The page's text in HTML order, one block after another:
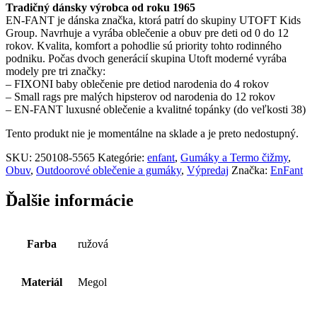
Tradičný dánsky výrobca od roku 1965
EN-FANT je dánska značka, ktorá patrí do skupiny UTOFT Kids
Group. Navrhuje a vyrába oblečenie a obuv pre deti od 0 do 12
rokov. Kvalita, komfort a pohodlie sú priority tohto rodinného
podniku. Počas dvoch generácií skupina Utoft moderné vyrába
modely pre tri značky:
– FIXONI baby oblečenie pre detiod narodenia do 4 rokov
– Small rags pre malých hipsterov od narodenia do 12 rokov
– EN-FANT luxusné oblečenie a kvalitné topánky (do veľkosti 38)
Tento produkt nie je momentálne na sklade a je preto nedostupný.
SKU: 250108-5565 Kategórie: enfant, Gumáky a Termo čižmy,
Obuv, Outdoorové oblečenie a gumáky, Výpredaj Značka: EnFant
Ďalšie informácie
Farba ružová
Materiál Megol